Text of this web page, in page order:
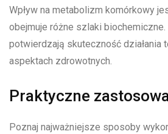
Wpływ na metabolizm komórkowy
obejmuje różne szlaki biochemiczne.
potwierdzają skuteczność działania
aspektach zdrowotnych.
Praktyczne
Poznaj najważniejsze sposoby